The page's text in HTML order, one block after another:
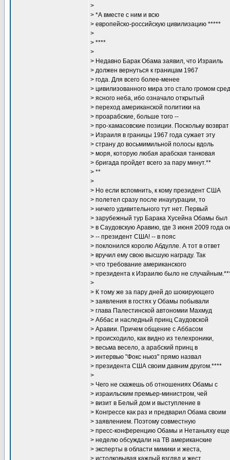
>
> *А вместе с ним и всю
> европейско-российскую цивилизацию *****
>
> ****
>
> Недавно Барак Обама заявил, что Израиль
> должен вернуться к границам 1967
> года. Для всего более-менее
> цивилизованного мира это стало громом
> ясного неба, ибо означало открытый
> переход американской политики на
> проарабские, больше того --
> про-хамасовские позиции. Поскольку возврат
> Израиля в границы 1967 года сужает эту
> страну до восьмимильной полосы вдоль
> моря, которую любая арабская танковая
> бригада пройдет всего за пару минут.**
> **
>
> Но если вспомнить, к кому президент США
> полетел сразу после инаугурации, то
> ничего удивительного тут нет. Первый
> зарубежный тур Барака Хусейна Обамы был
> в Саудовскую Аравию, где 3 июня 2009 года
> -- президент США! -- в пояс
> поклонился королю Абдулле. А тот в ответ
> вручил ему свою высшую награду. Так
> что требование американского
> президента к Израилю было не
>
> К тому же за пару дней до шокирующего
> заявления в гостях у Обамы побывали
> глава Палестинской автономии Махмуд
> Аббас и наследный принц Саудовской
> Аравии. Причем общение с Аббасом
> происходило, как видно из телехроники,
> весьма весело, а арабский принц в
> интервью "Фокс ньюз" прямо назвал
> президента США своим давним другом.****
>
> Чего не скажешь об отношениях Обамы с
> израильским премьер-министром, чей
> визит в Белый дом и выступление в
> Конгрессе как раз и предварил Обама своим
> заявлением. Поэтому совместную
> пресс-конференцию Обамы и Нетаньяху еще
> неделю обсуждали на ТВ американские
> эксперты в области мимики и жеста,
> истолковывая каждый взгляд и жест